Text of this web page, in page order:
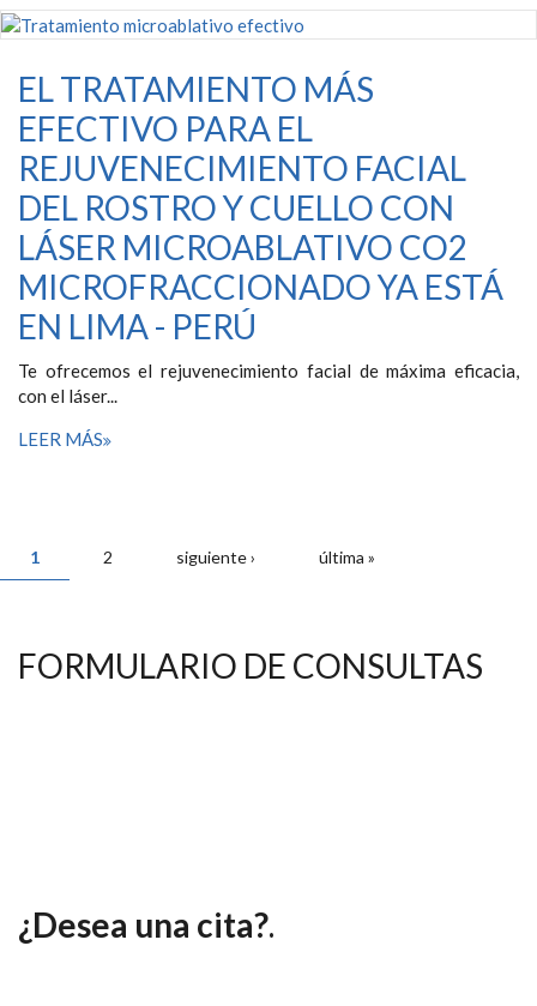
EL TRATAMIENTO MÁS
EFECTIVO PARA EL
REJUVENECIMIENTO FACIAL
DEL ROSTRO Y CUELLO CON
LÁSER MICROABLATIVO CO2
MICROFRACCIONADO YA ESTÁ
EN LIMA - PERÚ
Te ofrecemos el rejuvenecimiento facial de máxima eficacia,
con el láser...
LEER MÁS
PÁGINAS
1 2 siguiente › última »
FORMULARIO DE CONSULTAS
¿Desea una cita?.